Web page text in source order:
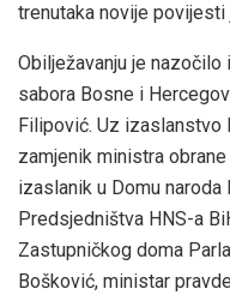
trenutaka novije povijesti
Obilježavanju je
sabora Bosne i
Filipović. Uz izaslanstvo
zamjenik ministra
izaslanik u Domu
Predsjedništva HNS-a
Zastupničkog doma
Bošković, ministar